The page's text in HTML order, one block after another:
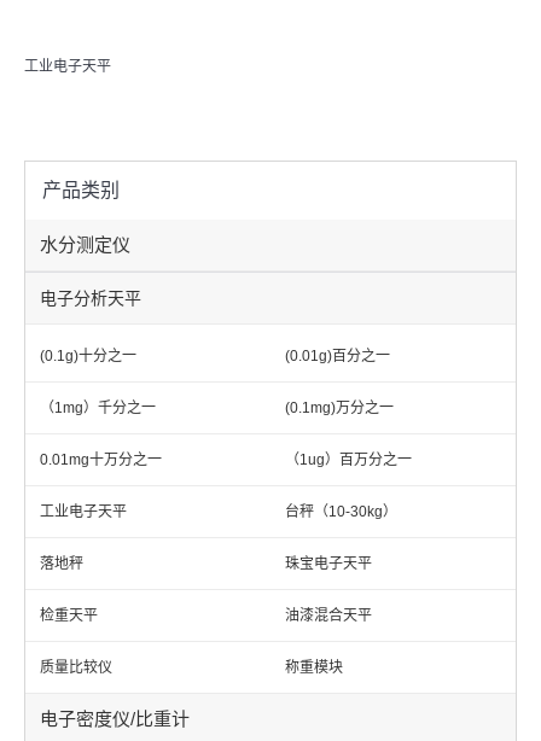
工业电子天平
产品类别
水分测定仪
电子分析天平
(0.1g)十分之一 (0.01g)百分之一
（1mg）千分之一 (0.1mg)万分之一
0.01mg十万分之一 （1ug）百万分之一
工业电子天平 台秤（10-30kg）
落地秤 珠宝电子天平
检重天平 油漆混合天平
质量比较仪 称重模块
电子密度仪/比重计